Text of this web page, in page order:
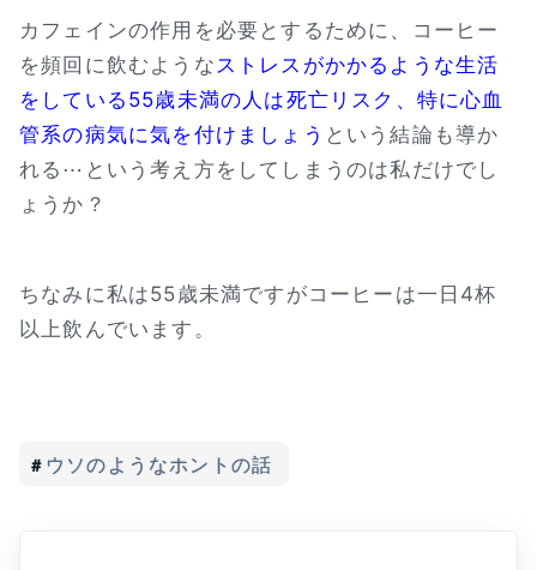
カフェインの作用を必要とするために、コーヒー
を頻回に飲むような ストレスがかかるような生活
をしている55歳未満の人は死亡リスク、特に心血
管系の病気に気を付けましょう という結論も導か
れる⋯という考え方をしてしまうのは私だけでし
ょうか？
ちなみに私は55歳未満ですがコーヒーは一日4杯
以上飲んでいます。
ウソのようなホントの話